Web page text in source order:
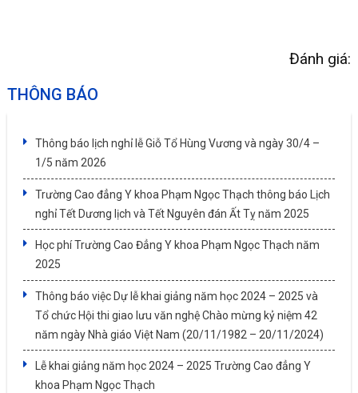
Đánh giá:
THÔNG BÁO
Thông báo lịch nghỉ lễ Giỗ Tổ Hùng Vương và ngày 30/4 –
1/5 năm 2026
Trường Cao đẳng Y khoa Phạm Ngọc Thạch thông báo Lịch
nghỉ Tết Dương lịch và Tết Nguyên đán Ất Tỵ năm 2025
Học phí Trường Cao Đẳng Y khoa Phạm Ngọc Thạch năm
2025
Thông báo việc Dự lễ khai giảng năm học 2024 – 2025 và
Tổ chức Hội thi giao lưu văn nghệ Chào mừng kỷ niệm 42
năm ngày Nhà giáo Việt Nam (20/11/1982 – 20/11/2024)
Lễ khai giảng năm học 2024 – 2025 Trường Cao đẳng Y
khoa Phạm Ngọc Thạch